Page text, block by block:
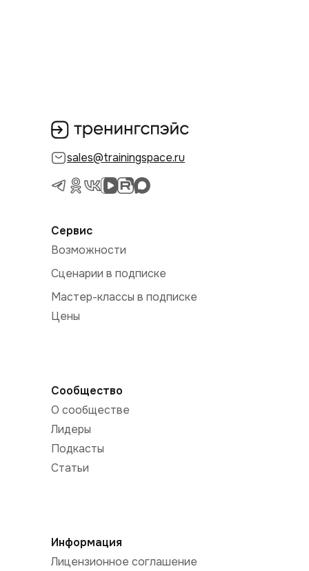
sales@trainingspace.ru
Сообщество
О сообществе
Лидеры
Подкасты
Статьи
Информация
Лицензионное соглашение
Сервис
Возможности
Сценарии в подписке
Мастер-классы в подписке
Цены